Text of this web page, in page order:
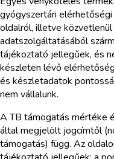
gyógyszertári
oldalról, illetve
adatszolgáltatásából
tájékoztató jellegűek, és
készleten lévő
és készletadatok
nem vállalunk.
A TB támogatás mértéke
által megjelölt jogcímtől
támogatás) függ. Az